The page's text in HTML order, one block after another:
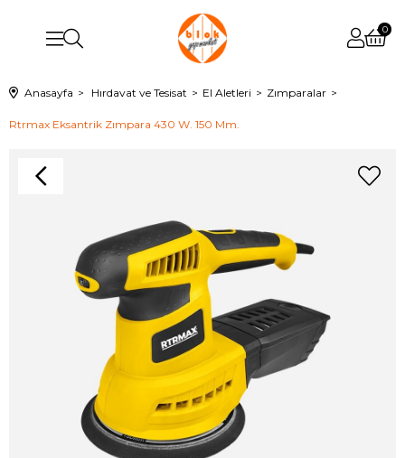
0
Anasayfa Hırdavat ve Tesisat El Aletleri Zımparalar
Rtrmax Eksantrik Zımpara 430 W. 150 Mm.